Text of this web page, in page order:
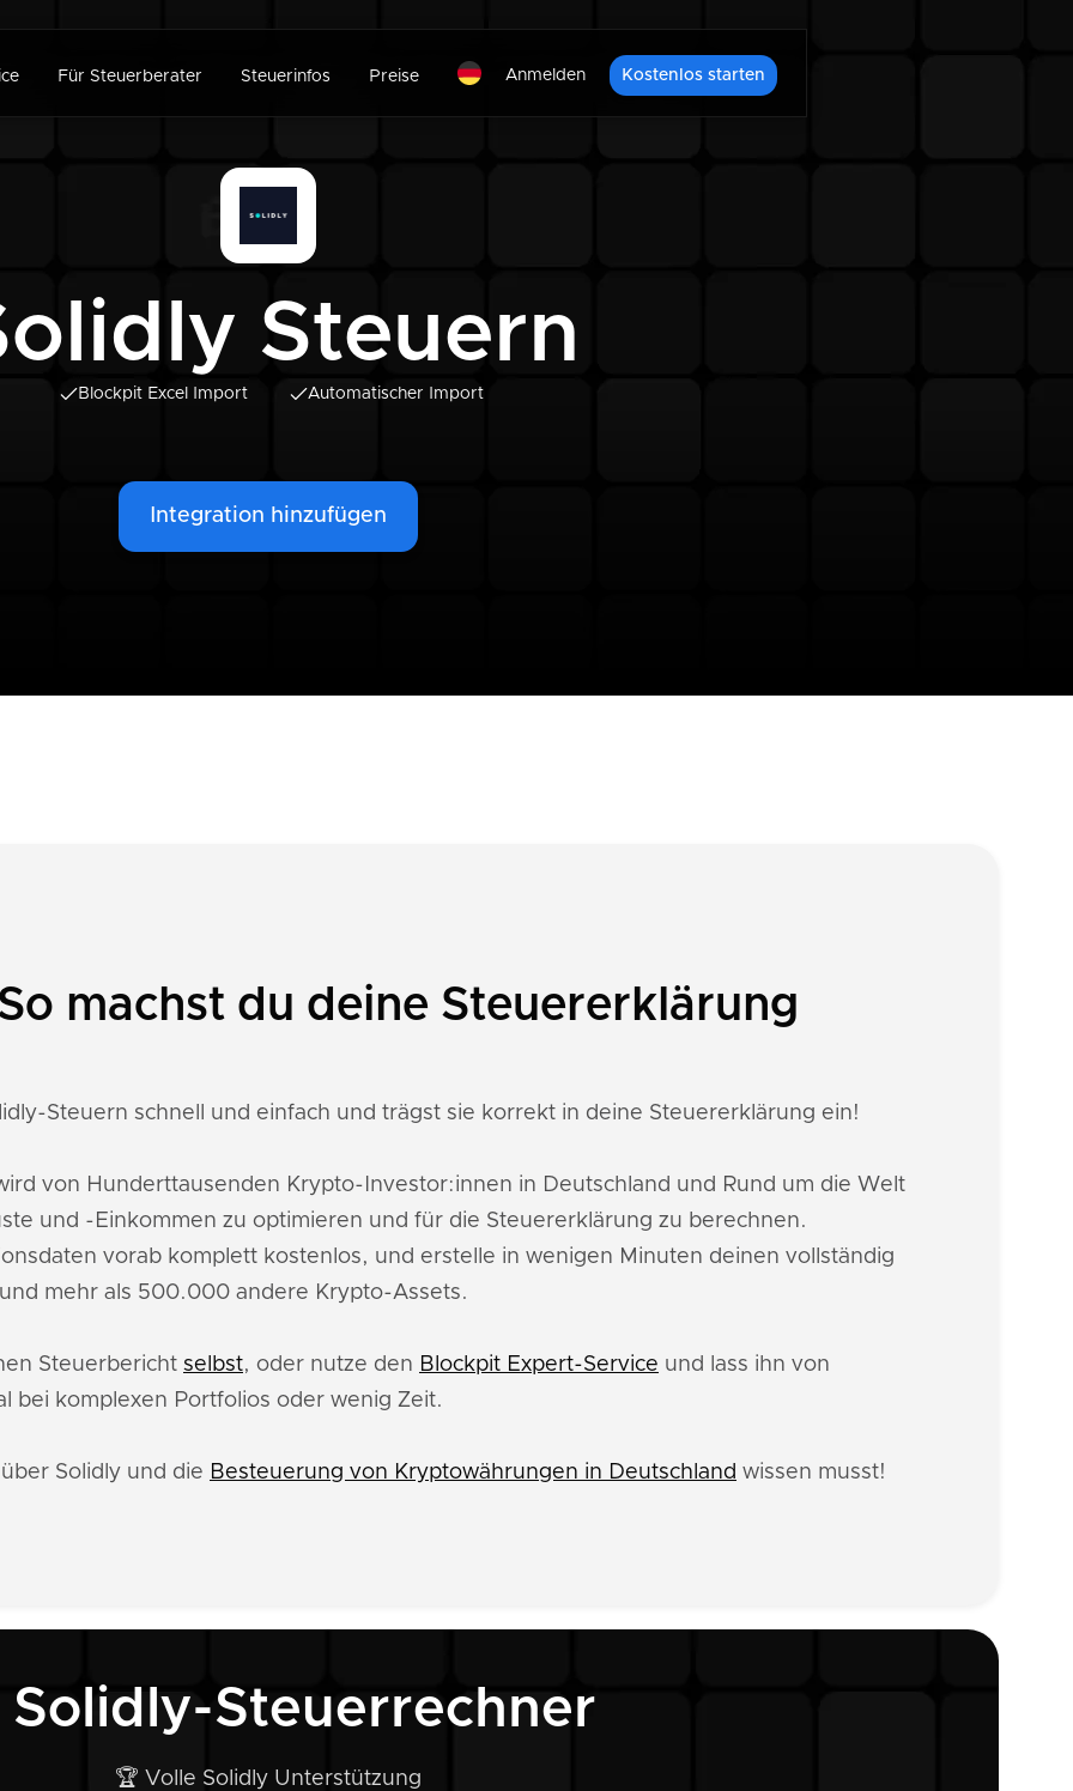
Für Steuerberater Steuerinfos Preise Anmelden Kostenlos starten
Steuern
Blockpit Excel Import Automatischer Import
Integration hinzufügen
machst du deine Steuererklärung
Steuern schnell und einfach und trägst sie korrekt in deine Steuererklärung ein!
von Hunderttausenden Krypto-Investor:innen in Deutschland und Rund um die Welt
und -Einkommen zu optimieren und für die Steuererklärung zu berechnen.
vorab komplett kostenlos, und erstelle in wenigen Minuten deinen vollständig
mehr als 500.000 andere Krypto-Assets.
Steuerbericht selbst, oder nutze den Blockpit Expert-Service und lass ihn von
bei komplexen Portfolios oder wenig Zeit.
Solidly und die Besteuerung von Kryptowährungen in Deutschland wissen musst!
Solidly-Steuerrechner
🏆 Volle Solidly Unterstützung